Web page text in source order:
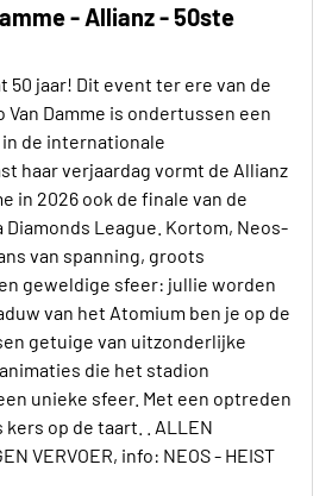
- Allianz - 50ste
50 jaar! Dit event ter ere van de
Damme is ondertussen een
de internationale
haar verjaardag vormt de Allianz
in 2026 ook de finale van de
Diamonds League. Kortom, Neos-
van spanning, groots
geweldige sfeer: jullie worden
van het Atomium ben je op de
getuige van uitzonderlijke
die het stadion
unieke sfeer. Met een optreden
op de taart. . ALLEN
VERVOER, info: NEOS - HEIST